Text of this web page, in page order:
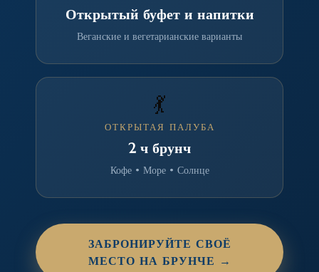
Открытый буфет и напитки
Веганские и вегетарианские варианты
💃
ОТКРЫТАЯ ПАЛУБА
2 ч брунч
Кофе • Море • Солнце
ЗАБРОНИРУЙТЕ СВОЁ
МЕСТО НА БРУНЧЕ →